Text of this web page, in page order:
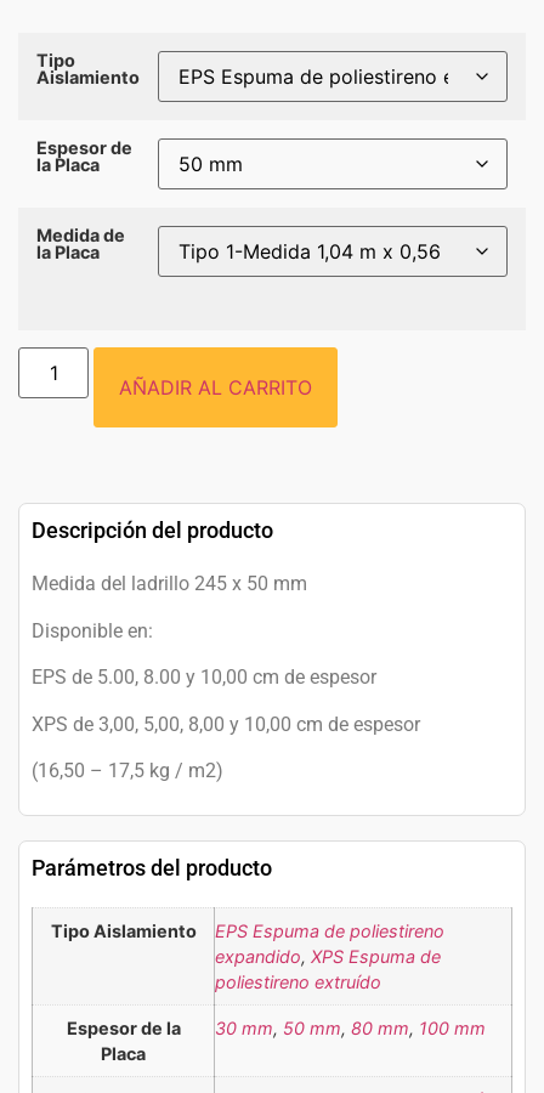
Tipo
Aislamiento
Espesor de
la Placa
Medida de
la Placa
AÑADIR AL CARRITO
Descripción del producto
Medida del ladrillo 245 x 50 mm
Disponible en:
EPS de 5.00, 8.00 y 10,00 cm de espesor
XPS de 3,00, 5,00, 8,00 y 10,00 cm de espesor
(16,50 – 17,5 kg / m2)
Parámetros del producto
Tipo Aislamiento
EPS Espuma de poliestireno
expandido, XPS Espuma de
poliestireno extruído
Espesor de la
Placa
30 mm, 50 mm, 80 mm, 100 mm